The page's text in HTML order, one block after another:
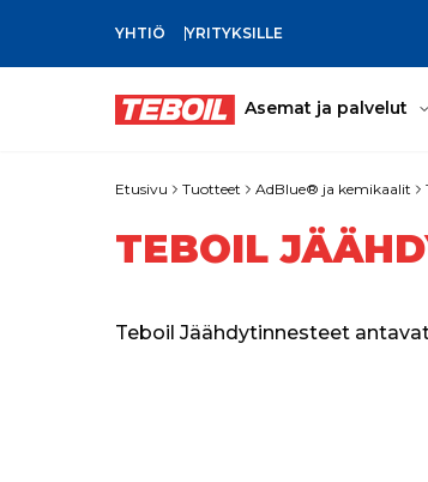
SIIRRY PÄÄSISÄLTÖÖN
YHTIÖ YRITYKSILLE
Asemat ja palvelut
Etusivu Tuotteet AdBlue® ja kemikaalit
TEBOIL
Teboil Jäähdytinnesteet